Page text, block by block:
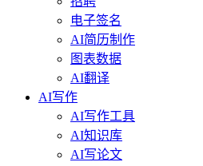
电子签名
AI简历制作
图表数据
AI翻译
AI写作
AI写作工具
AI知识库
AI写论文